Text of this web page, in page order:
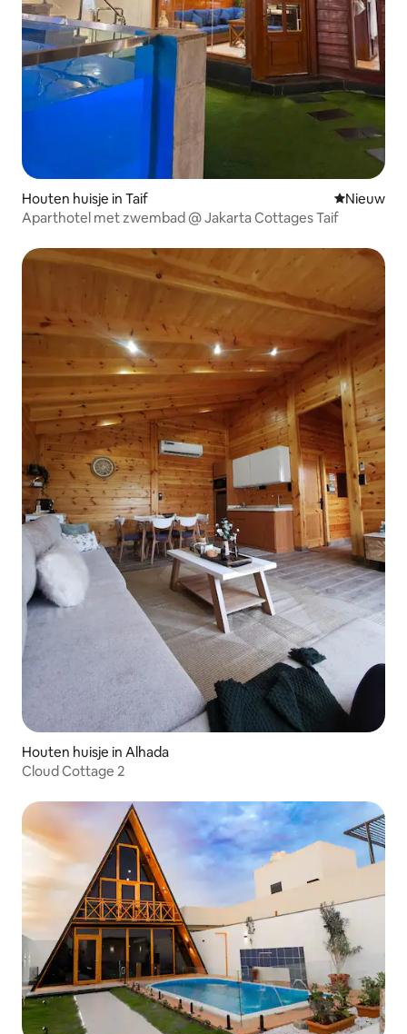
Houten huisje in Taif Nieuwe
Nieuw
Aparthotel met zwembad @ Jakarta Cottages Taif
Houten huisje in Alhada
Cloud Cottage 2